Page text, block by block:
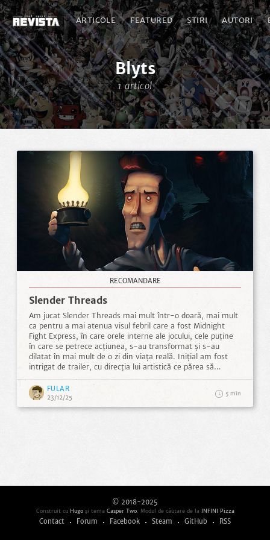
ARTICOLE FEATURED ȘTIRI AUTORI
Blyts
1 articol
RECOMANDARE
Slender Threads
Am jucat Slender Threads mai mult într-o doară, mai mult
ca pentru a mai atenua visul febril care a fost Midnight
Fight Express, în care orele interne ale jocului, cele puține
în care se petrece acțiunea, s-au transformat și s-au
dilatat în mai mult de o zi din viața reală. Inițial am fost
intrigat de trailer, cu direcția lui artistică ce părea să
apăsător, de augur potrivnic al frânturilor de poveste care
răzbăteau până dincoace de ecran. Așa că, doar pe baza
acelei prime impresii, am intrat în el numai să fiu
FULAR
23/12/25
5
© 2018-2025
Construit cu Hugoşi tema Casper Two. Modul de căutare de la INFINI Pizza
Contact Forum Facebook Steam GitHub RSS